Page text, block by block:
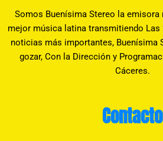
Somos Buenísima Stereo la emisora
mejor música latina transmitiendo Las
noticias más importantes, Buenísima
gozar, Con la Dirección y
Cáceres.
Contacto